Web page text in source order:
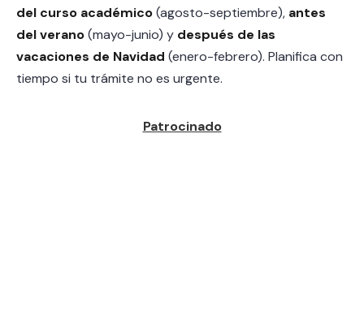
del curso académico(agosto-septiembre), antes
del verano(mayo-junio) y después de las
vacaciones de Navidad (enero-febrero). Planifica con
tiempo si tu trámite no es urgente.